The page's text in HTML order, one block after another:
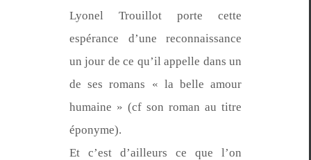
Lyonel Trouil­lot porte cette
espérance d’une recon­nais­sance
un jour de ce qu’il appelle dans un
de ses romans « la belle amour
humaine » (cf son roman au titre
éponyme).
Et c’est d’ailleurs ce que l’on